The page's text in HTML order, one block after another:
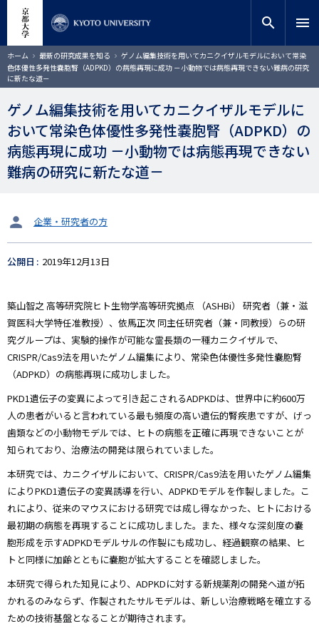
コ
ン
テ
ン
ツ
移
動
サイト内検索
検索
search menu
ホーム 最新の研究成果を知る
ゲノム編集技術を用いてカニクイザルモデルにおいて常染
色体優性多発性嚢胞腎（ADPKD）の病態再現に成功 －小動物では病態再現できない難病の研究
に新たな道－
ゲノム編集技術を用いてカニクイザルモデルに
おいて常染色体優性多発性嚢胞腎（ADPKD）の
病態再現に成功 －小動物では病態再現できない
難病の研究に新たな道－
タ
ッ
企業・研究者の方
公開日 2019年12月13日
築山智之 高等研究院ヒト生物学高等研究拠点 （ASHBi） 研究者（兼・滋
賀医科大学特任准教授）、依馬正次 同主任研究者（兼・同教授）らの研
究グループは、実験的操作が可能な霊長類の一種カニクイザルで、
CRISPR/Cas9法を用いたゲノム編集により、常染色体優性多発性嚢胞腎
（ADPKD）の病態再現に成功しました。
PKD1遺伝子の変異によって引き起こされるADPKDは、世界中に約600万
人の患者がいると言われている最も頻度の高い遺伝的腎疾患ですが、げっ
歯類などの小動物モデルでは、ヒトの病態を正確に再現できないことが
知られており、治療法の開発は限られていました。
本研究では、カニクイザルにおいて、CRISPR/Cas9法を用いたゲノム編集
によりPKD1遺伝子の変異誘導を行い、ADPKDモデルを作製しました。こ
れにより、従来のマウスにおける研究では成し得なかった、ヒトにおける
最初期の病態を再現することに成功しました。また、様々な深刻度の嚢
胞形成を示すADPKDモデルサルの作製にも成功し、経過観察の結果、ヒ
トと同様に加齢とともに嚢胞が拡大することを確認しました。
本研究で得られた知見により、ADPKDに対する新規薬剤の開発へ道が拓
かれるのみならず、作製されたサルモデルは、新しい治療戦略を確立する
ための技術基盤となることが期待されます。